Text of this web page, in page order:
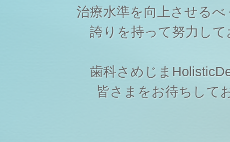
治療水準を向上させる
誇りを持って努力し
歯科さめじま
皆さまをお待ちして